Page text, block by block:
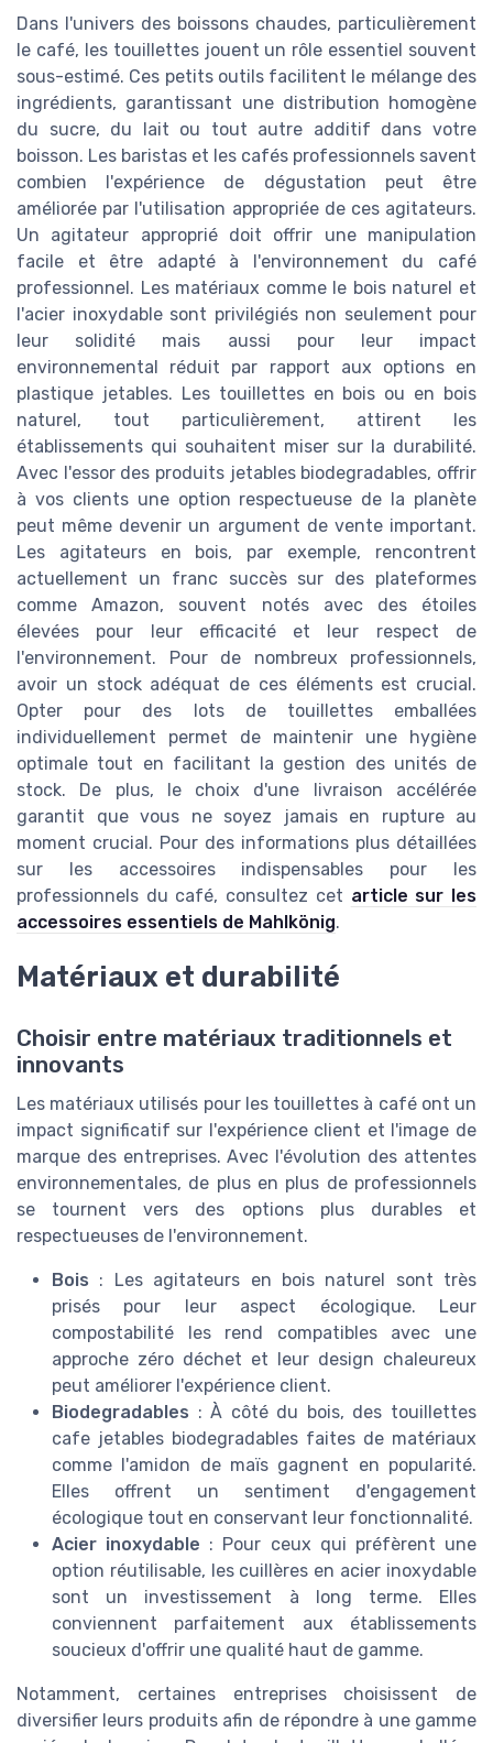
Dans l'univers des boissons chaudes, particulièrement
le café, les touillettes jouent un rôle essentiel souvent
sous-estimé. Ces petits outils facilitent le mélange des
ingrédients, garantissant une distribution homogène
du sucre, du lait ou tout autre additif dans votre
boisson. Les baristas et les cafés professionnels savent
combien l'expérience de dégustation peut être
améliorée par l'utilisation appropriée de ces agitateurs.
Un agitateur approprié doit offrir une manipulation
facile et être adapté à l'environnement du café
professionnel. Les matériaux comme le bois naturel et
l'acier inoxydable sont privilégiés non seulement pour
leur solidité mais aussi pour leur impact
environnemental réduit par rapport aux options en
plastique jetables. Les touillettes en bois ou en bois
naturel, tout particulièrement, attirent les
établissements qui souhaitent miser sur la durabilité.
Avec l'essor des produits jetables biodegradables, offrir
à vos clients une option respectueuse de la planète
peut même devenir un argument de vente important.
Les agitateurs en bois, par exemple, rencontrent
actuellement un franc succès sur des plateformes
comme Amazon, souvent notés avec des étoiles
élevées pour leur efficacité et leur respect de
l'environnement. Pour de nombreux professionnels,
avoir un stock adéquat de ces éléments est crucial.
Opter pour des lots de touillettes emballées
individuellement permet de maintenir une hygiène
optimale tout en facilitant la gestion des unités de
stock. De plus, le choix d'une livraison accélérée
garantit que vous ne soyez jamais en rupture au
moment crucial. Pour des informations plus détaillées
sur les accessoires indispensables pour les
professionnels du café, consultez cet article sur les
accessoires essentiels de Mahlkönig.
Matériaux et durabilité
Choisir entre matériaux traditionnels et
innovants
Les matériaux utilisés pour les touillettes à café ont un
impact significatif sur l'expérience client et l'image de
marque des entreprises. Avec l'évolution des attentes
environnementales, de plus en plus de professionnels
se tournent vers des options plus durables et
respectueuses de l'environnement.
Bois : Les agitateurs en bois naturel sont très
prisés pour leur aspect écologique. Leur
compostabilité les rend compatibles avec une
approche zéro déchet et leur design chaleureux
peut améliorer l'expérience client.
Biodegradables : À côté du bois, des touillettes
cafe jetables biodegradables faites de matériaux
comme l'amidon de maïs gagnent en popularité.
Elles offrent un sentiment d'engagement
écologique tout en conservant leur fonctionnalité.
Acier inoxydable : Pour ceux qui préfèrent une
option réutilisable, les cuillères en acier inoxydable
sont un investissement à long terme. Elles
conviennent parfaitement aux établissements
soucieux d'offrir une qualité haut de gamme.
Notamment, certaines entreprises choisissent de
diversifier leurs produits afin de répondre à une gamme